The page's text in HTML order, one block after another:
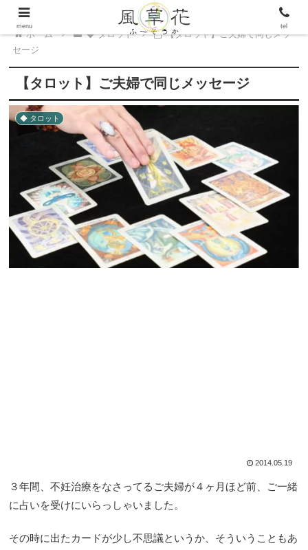
ホーム ◆ タロット
【タロット】ご夫婦で同じメッ
セージ
【タロット】ご夫婦で同じメッセージ
◆ タロット
2014.05.19
３年間、不妊治療をなさってるご夫婦が４ヶ月ほど前、ご一緒
に占いを受けにいらっしゃいました。
その時に出たカードが少し不思議というか、そういうこともあ
menu tel